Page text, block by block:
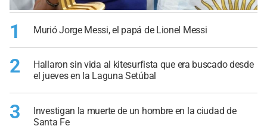
1 Murió Jorge Messi, el papá de Lionel Messi
2
Hallaron sin vida al kitesurfista que era buscado desde
el jueves en la Laguna Setúbal
3
Investigan la muerte de un hombre en la ciudad de
Santa Fe